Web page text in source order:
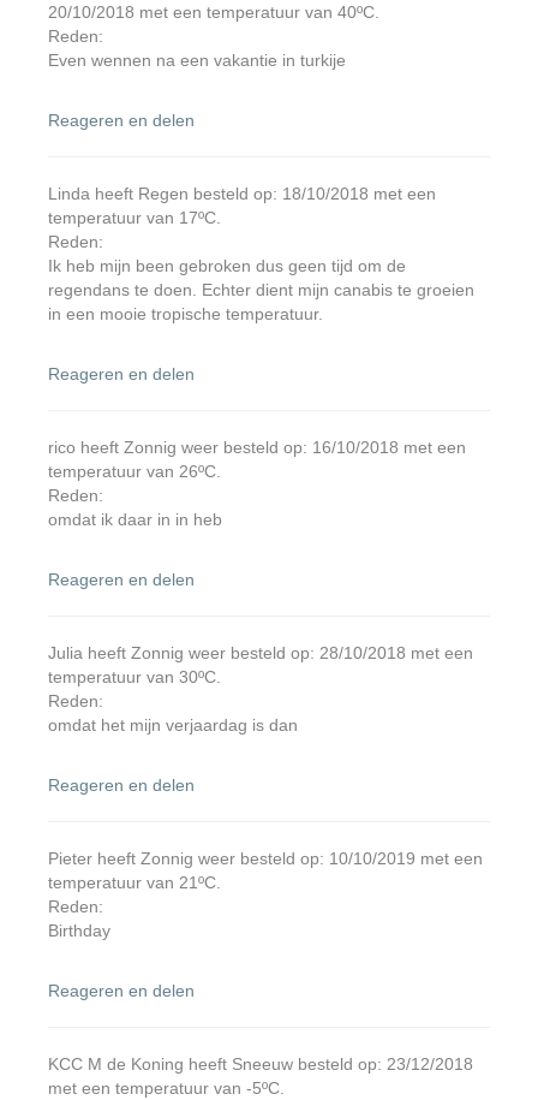
20/10/2018 met een temperatuur van 40ºC.
Reden:
Even wennen na een vakantie in turkije
Reageren en delen
Linda heeft Regen besteld op: 18/10/2018 met een
temperatuur van 17ºC.
Reden:
Ik heb mijn been gebroken dus geen tijd om de
regendans te doen. Echter dient mijn canabis te groeien
in een mooie tropische temperatuur.
Reageren en delen
rico heeft Zonnig weer besteld op: 16/10/2018 met een
temperatuur van 26ºC.
Reden:
omdat ik daar in in heb
Reageren en delen
Julia heeft Zonnig weer besteld op: 28/10/2018 met een
temperatuur van 30ºC.
Reden:
omdat het mijn verjaardag is dan
Reageren en delen
Pieter heeft Zonnig weer besteld op: 10/10/2019 met een
temperatuur van 21ºC.
Reden:
Birthday
Reageren en delen
KCC M de Koning heeft Sneeuw besteld op: 23/12/2018
met een temperatuur van -5ºC.